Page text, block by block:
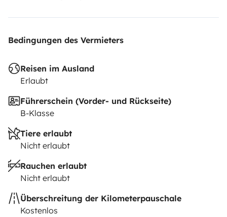
Héctor y Myriam
Bedingungen des Vermieters
Reisen im Ausland
Erlaubt
Führerschein (Vorder- und Rückseite)
B-Klasse
Tiere erlaubt
Nicht erlaubt
Rauchen erlaubt
Nicht erlaubt
Überschreitung der Kilometerpauschale
Kostenlos